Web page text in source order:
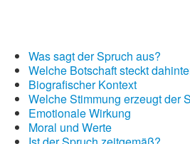
Was sagt der Spruch aus?
Welche Botschaft steckt
Biografischer Kontext
Welche Stimmung erzeugt der
Emotionale Wirkung
Moral und Werte